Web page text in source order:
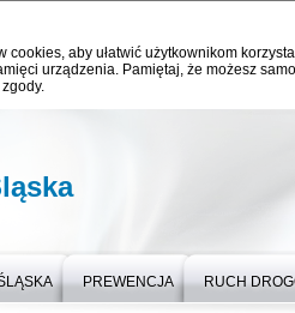
cookies, aby ułatwić użytkownikom
urządzenia. Pamiętaj, że możesz
PREWENCJA RUCH